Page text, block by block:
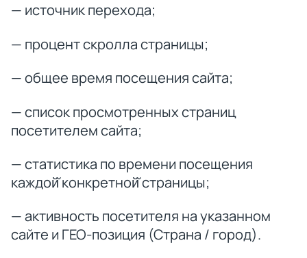
— источник перехода;
— процент скролла страницы;
— общее время посещения сайта;
— список просмотренных страниц
посетителем сайта;
— статистика по времени посещения
каждой̆ конкретной̆ страницы;
— активность посетителя на указанном
сайте и ГЕО-позиция (Страна / город).